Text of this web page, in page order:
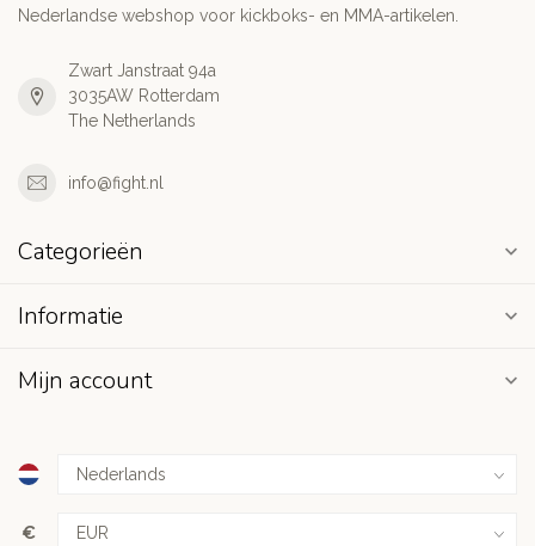
Nederlandse webshop voor kickboks- en MMA-artikelen.
Zwart Janstraat 94a
3035AW Rotterdam
The Netherlands
info@fight.nl
Categorieën
Informatie
Mijn account
€